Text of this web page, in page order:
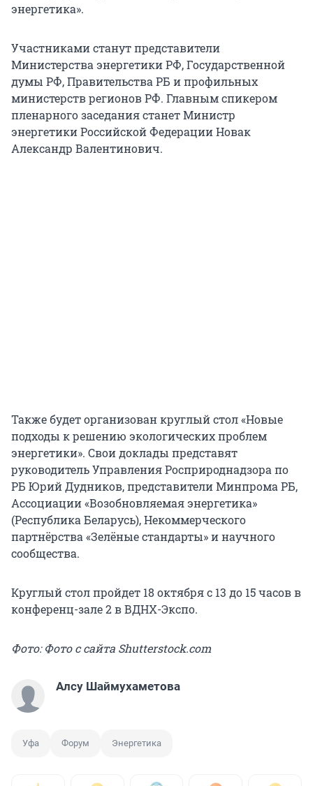
энергетика».
Участниками станут представители
Министерства энергетики РФ, Государственной
думы РФ, Правительства РБ и профильных
министерств регионов РФ. Главным спикером
пленарного заседания станет Министр
энергетики Российской Федерации Новак
Александр Валентинович.
Также будет организован круглый стол «Новые
подходы к решению экологических проблем
энергетики». Свои доклады представят
руководитель Управления Росприроднадзора по
РБ Юрий Дудников, представители Минпрома РБ,
Ассоциации «Возобновляемая энергетика»
(Республика Беларусь), Некоммерческого
партнёрства «Зелёные стандарты» и научного
сообщества.
Круглый стол пройдет 18 октября с 13 до 15 часов в
конференц-зале 2 в ВДНХ-Экспо.
Фото: Фото с сайта Shutterstock.com
Алсу Шаймухаметова
Уфа Форум Энергетика